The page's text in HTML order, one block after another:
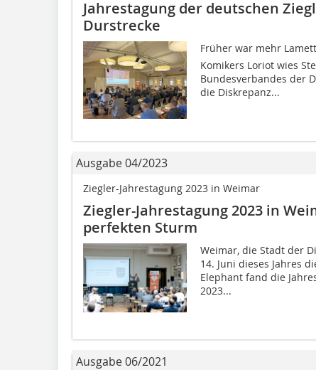
Jahrestagung der deutschen
Durstrecke
Früher war mehr
Komikers Loriot wies
Bundesverbandes der
die Diskrepanz...
Ausgabe 04/2023
Ziegler-Jahrestagung 2023 in Weimar
Ziegler-Jahrestagung 2023 in
perfekten Sturm
Weimar, die Stadt der
14. Juni dieses Jahres
Elephant fand die
2023...
Ausgabe 06/2021